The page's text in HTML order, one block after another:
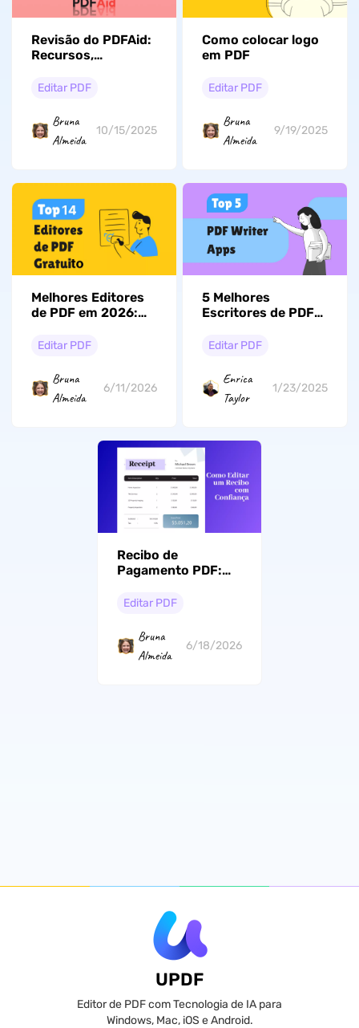
Revisão do PDFAid:
Recursos,
Alternativa ao
Editar PDF
Bruna
Almeida
10/15/2025
Como colocar logo
em PDF
Editar PDF
Bruna
Almeida
9/19/2025
Melhores Editores
de PDF em 2026:
Trabalho, Estudos e
Editar PDF
Bruna
Almeida
6/11/2026
5 Melhores
Escritores de PDF
Escolhas)
Editar PDF
Enrica
Taylor
1/23/2025
Recibo de
Pagamento PDF:
Preencher um
Editar PDF
Bruna
Almeida
6/18/2026
UPDF
Editor de PDF com Tecnologia de IA para
Windows, Mac, iOS e Android.